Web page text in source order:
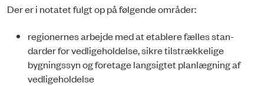
Der er i notatet fulgt op på følgende områder:
regionernes arbejde med at etablere fælles stan­­
darder for vedligeholdelse, sikre tilstrækkelige
bygningssyn og foretage langsigtet planlægning af
vedligeholdelse